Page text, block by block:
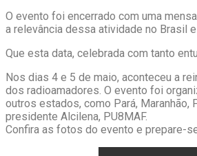
O evento foi encerrado com uma
a relevância dessa atividade no Brasil
Que esta data, celebrada com tanto
Nos dias 4 e 5 de maio, aconteceu a
dos radioamadores. O evento foi
outros estados, como Pará, Maranhão,
presidente Alcilena, PU8MAF.
Confira as fotos do evento e prepare-